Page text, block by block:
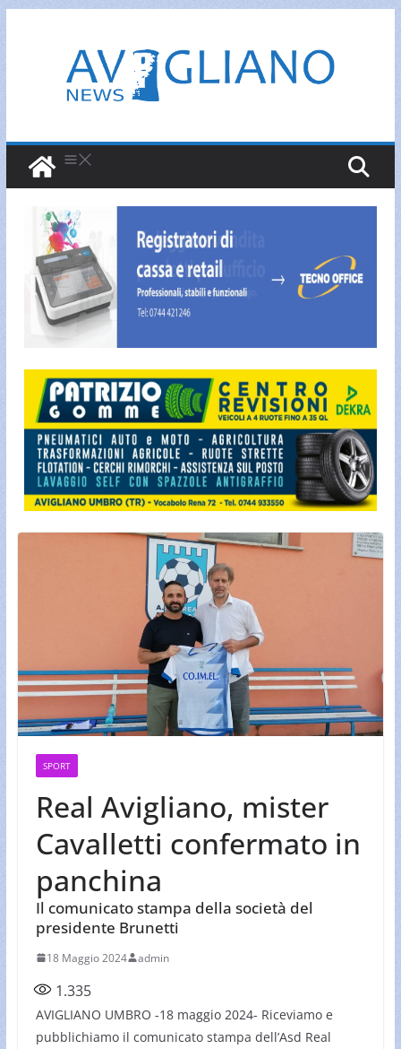
contenuto
SPORT
Real Avigliano, mister
Cavalletti confermato in
panchina
Il comunicato stampa della società del
presidente Brunetti
18 Maggio 2024 admin
1.335
AVIGLIANO UMBRO -18 maggio 2024- Riceviamo e
pubblichiamo il comunicato stampa dell’Asd Real